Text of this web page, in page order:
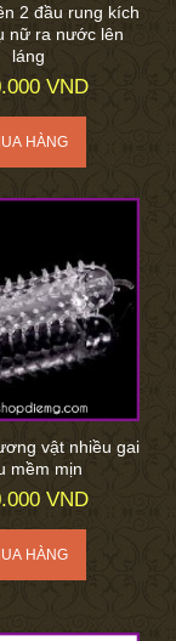
2 đầu rung kích
nữ ra nước lên
láng
VND
vật nhiều gai
mềm mịn
VND